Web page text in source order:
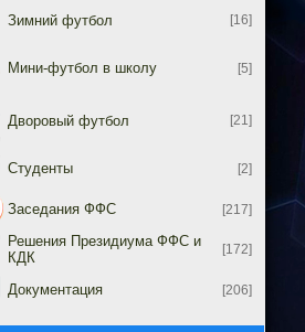
Зимний футбол [16]
Мини-футбол в школу [5]
Дворовый футбол [21]
Студенты [2]
Заседания ФФС [217]
Решения Президиума ФФС и
КДК
[172]
Документация [206]